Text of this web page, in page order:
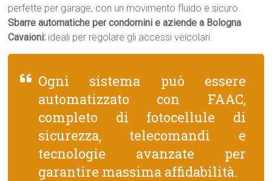
perfette per garage, con un movimento fluido e sicuro.
Sbarre automatiche per condomini e aziende a Bologna
Cavaioni: ideali per regolare gli accessi veicolari.
Ogni sistema può essere
automatizzato con FAAC,
completo di fotocellule di
sicurezza, telecomandi e
tecnologie avanzate per
garantire massima affidabilità.